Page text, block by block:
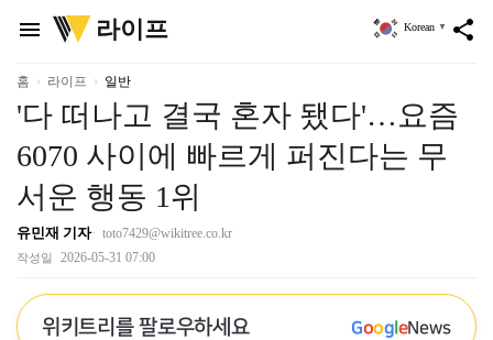
menu
위
키
리
라이프 share
Korean ▼
홈 라이프 일반
'다 떠나고 결국 혼자 됐다'…요즘
6070 사이에 빠르게 퍼진다는 무
서운 행동 1위
유민재 기자 toto7429@wikitree.co.kr
작성일 2026-05-31 07:00
위키트리를 팔로우하세요 GoogleNews